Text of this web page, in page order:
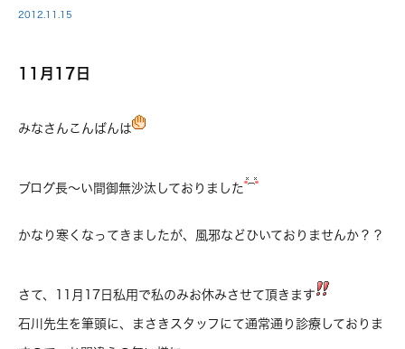
2012.11.15
11月17日
みなさんこんばんは
ブログ長～い間御無沙汰しておりました
かなり寒くなってきましたが、風邪などひいておりませんか？？
さて、11月17日私用で私のみお休みさせて頂きます
石川先生を筆頭に、まさきスタッフにて通常通り診療しておりま